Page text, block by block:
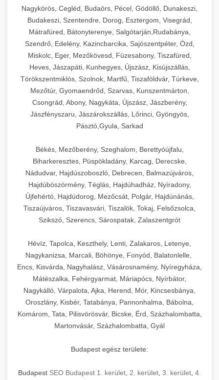
Nagykörös, Cegléd, Budaörs, Pécel, Gödöllő, Dunakeszi,
Budakeszi, Szentendre, Dorog, Esztergom, Visegrád,
Mátrafüred, Bátonyterenye, Salgótarján,Rudabánya,
Szendrő, Edelény, Kazincbarcika, Sajószentpéter, Ózd,
Miskolc, Eger, Mezőkövesd, Füzesabony, Tiszafüred,
Heves, Jászapáti, Kunhegyes, Újszász, Kisújszállás,
Törökszentmiklós, Szolnok, Martfű, Tiszaföldvár, Túrkeve,
Mezőtúr, Gyomaendrőd, Szarvas, Kunszentmárton,
Csongrád, Abony, Nagykáta, Újszász, Jászberény,
Jászfényszaru, Jászárokszállás, Lőrinci, Gyöngyös,
Pásztó,Gyula, Sarkad
Békés, Mezőberény, Szeghalom, Berettyóújfalu,
Biharkeresztes, Püspökladány, Karcag, Derecske,
Nádudvar, Hajdúszoboszló, Debrecen, Balmazújváros,
Hajdúböszörmény, Téglás, Hajdúhadház, Nyíradony,
Újfehértó, Hajdúdorog, Mezőcsát, Polgár, Hajdúnánás,
Tiszaújváros, Tiszavasvári, Tiszalök, Tokaj, Felsőzsolca,
Szikszó, Szerencs, Sárospatak, Zalaszentgrót
Hévíz, Tapolca, Keszthely, Lenti, Zalakaros, Letenye,
Nagykanizsa, Marcali, Böhönye, Fonyód, Balatonlelle,
Encs, Kisvárda, Nagyhalász, Vásárosnamény, Nyíregyháza,
Mátészalka, Fehérgyarmat, Máriapócs, Nyírbátor,
Nagykálló, Várpalota, Ajka, Herend, Mór, Kincsesbánya,
Oroszlány, Kisbér, Tatabánya, Pannonhalma, Bábolna,
Komárom, Tata, Pilisvörösvár, Bicske, Érd, Százhalombatta,
Martonvásár, Százhalombatta, Gyál
Budapest egész területe:
Budapest SEO Budapest 1. kerület 2. kerület 3. kerület 4.